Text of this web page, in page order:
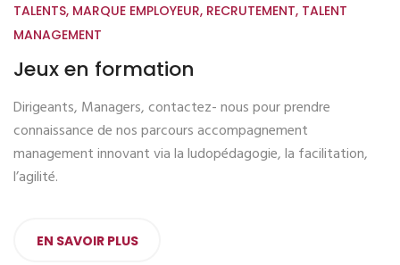
TALENTS, MARQUE EMPLOYEUR, RECRUTEMENT, TALENT
MANAGEMENT
Jeux en formation
Dirigeants, Managers, contactez- nous pour prendre
connaissance de nos parcours accompagnement
management innovant via la ludopédagogie, la facilitation,
l’agilité.
EN SAVOIR PLUS